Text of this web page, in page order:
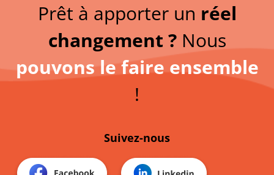
Prêt à apporter un réel
changement ?Nous
pouvons le faire ensemble
!
Suivez-nous